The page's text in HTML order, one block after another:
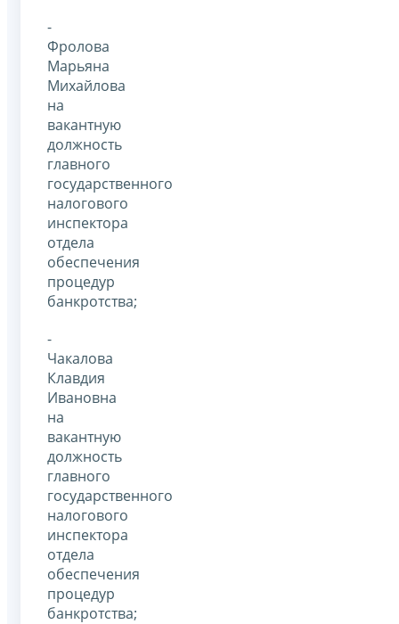
-
Фролова
Марьяна
Михайлова
на
вакантную
должность
главного
государственного
налогового
инспектора
отдела
обеспечения
процедур
банкротства;
-
Чакалова
Клавдия
Ивановна
на
вакантную
должность
главного
государственного
налогового
инспектора
отдела
обеспечения
процедур
банкротства;